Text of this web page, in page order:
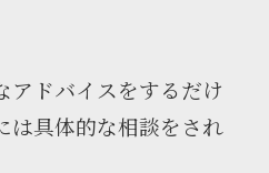
アドバイスをするだけ
は具体的な相談をされ